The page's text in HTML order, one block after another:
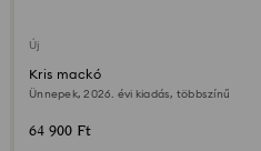
Új
Kris mackó
Ünnepek, 2026. évi kiadás, többszínű
64 900 Ft